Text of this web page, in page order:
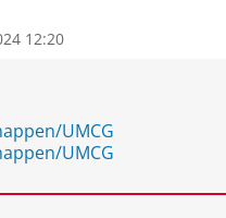
12:20
UMCG
UMCG